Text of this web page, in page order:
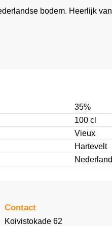
bodem. Heerlijk van
35%
100 cl
Vieux
Hartevelt
Nederland
Contact
Koivistokade 62